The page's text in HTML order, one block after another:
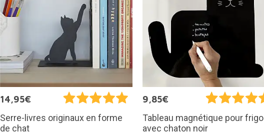
14,95€
Serre-livres originaux en forme
de chat
9,85€
Tableau magnétique pour frigo
avec chaton noir